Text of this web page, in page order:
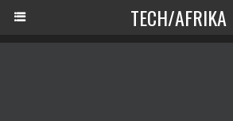
TECH/AFRIKA